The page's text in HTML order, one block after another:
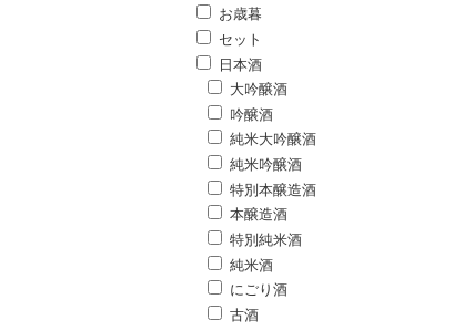
お歳暮
セット
日本酒
大吟醸酒
吟醸酒
純米大吟醸酒
純米吟醸酒
特別本醸造酒
本醸造酒
特別純米酒
純米酒
にごり酒
古酒